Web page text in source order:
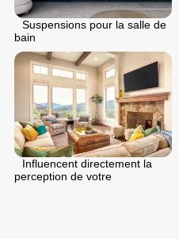
Suspensions pour la salle de
bain
Influencent directement la
perception de votre